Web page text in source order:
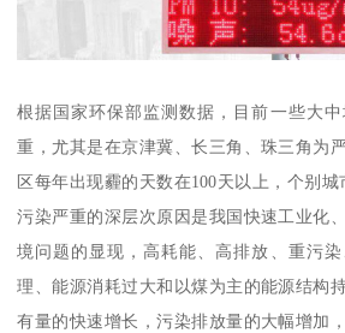
根据国家环保部监测数据，目前一些大
重，尤其是在京津冀、长三角、珠三角为
区每年出现霾的天数在100天以上，个别
污染严重的深层次原因是我国快速工业化
境问题的显现，高耗能、高排放、重污
理、能源消耗过大和以煤为主的能源结构
有量的快速增长，污染排放量的大幅增加